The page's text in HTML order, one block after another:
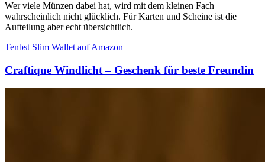
Wer viele Münzen dabei hat, wird mit dem kleinen Fach
wahrscheinlich nicht glücklich. Für Karten und Scheine ist die
Aufteilung aber echt übersichtlich.
Tenbst Slim Wallet auf Amazon
Craftique Windlicht – Geschenk für beste Freundin